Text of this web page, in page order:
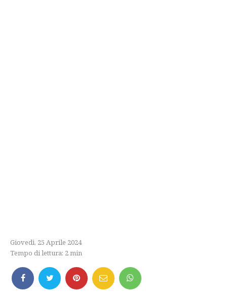
Giovedì, 25 Aprile 2024
Tempo di lettura: 2min